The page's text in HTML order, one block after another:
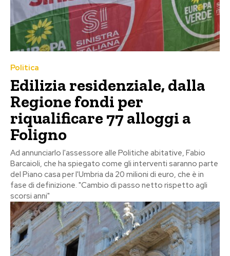
Politica
Edilizia residenziale, dalla
Regione fondi per
riqualificare 77 alloggi a
Foligno
Ad annunciarlo l'assessore alle Politiche abitative, Fabio
Barcaioli, che ha spiegato come gli interventi saranno parte
del Piano casa per l'Umbria da 20 milioni di euro, che è in
fase di definizione. "Cambio di passo netto rispetto agli
scorsi anni"